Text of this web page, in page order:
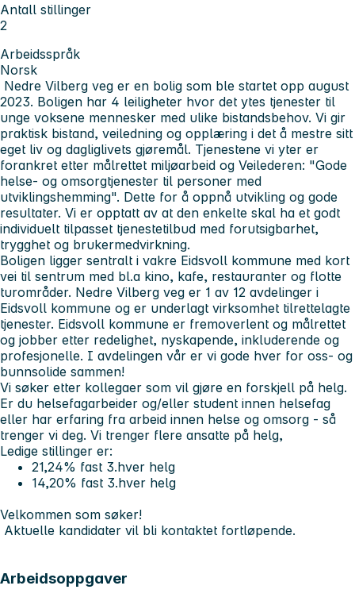
Antall stillinger
2
Arbeidsspråk
Norsk
Nedre Vilberg veg er en bolig som ble startet opp august
2023. Boligen har 4 leiligheter hvor det ytes tjenester til
unge voksene mennesker med ulike bistandsbehov. Vi gir
praktisk bistand, veiledning og opplæring i det å mestre sitt
eget liv og dagliglivets gjøremål. Tjenestene vi yter er
forankret etter målrettet miljøarbeid og Veilederen: "Gode
helse- og omsorgtjenester til personer med
utviklingshemming". Dette for å oppnå utvikling og gode
resultater. Vi er opptatt av at den enkelte skal ha et godt
individuelt tilpasset tjenestetilbud med forutsigbarhet,
trygghet og brukermedvirkning.
Boligen ligger sentralt i vakre Eidsvoll kommune med kort
vei til sentrum med bl.a kino, kafe, restauranter og flotte
turområder. Nedre Vilberg veg er 1 av 12 avdelinger i
Eidsvoll kommune og er underlagt virksomhet tilrettelagte
tjenester. Eidsvoll kommune er fremoverlent og målrettet
og jobber etter redelighet, nyskapende, inkluderende og
profesjonelle. I avdelingen vår er vi gode hver for oss- og
bunnsolide sammen!
Vi søker etter kollegaer som vil gjøre en forskjell på helg.
Er du helsefagarbeider og/eller student innen helsefag
eller har erfaring fra arbeid innen helse og omsorg - så
trenger vi deg. Vi trenger flere ansatte på helg,
Ledige stillinger er:
21,24% fast 3.hver helg
14,20% fast 3.hver helg
Velkommen som søker!
Aktuelle kandidater vil bli kontaktet fortløpende.
Arbeidsoppgaver